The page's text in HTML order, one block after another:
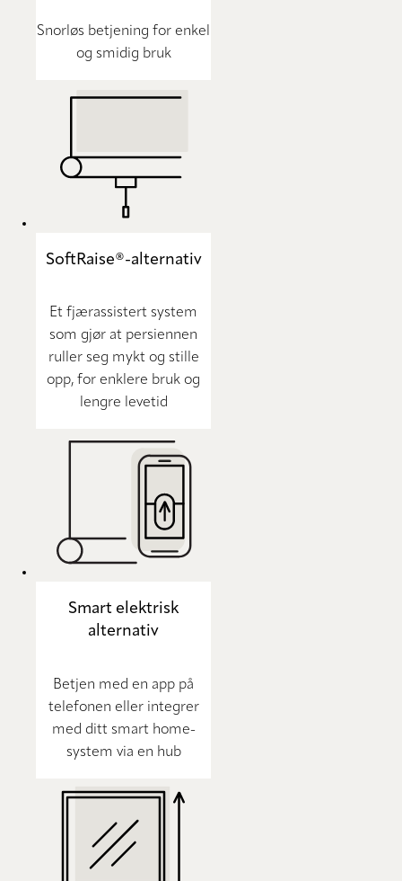
Snorløs betjening for enkel
og smidig bruk
SoftRaise®-alternativ
Et fjærassistert system
som gjør at persiennen
ruller seg mykt og stille
opp, for enklere bruk og
lengre levetid
Smart elektrisk
alternativ
Betjen med en app på
telefonen eller integrer
med ditt smart home-
system via en hub